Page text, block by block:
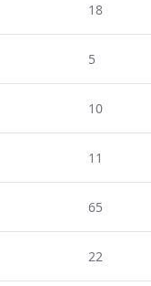
18
5
10
11
65
22